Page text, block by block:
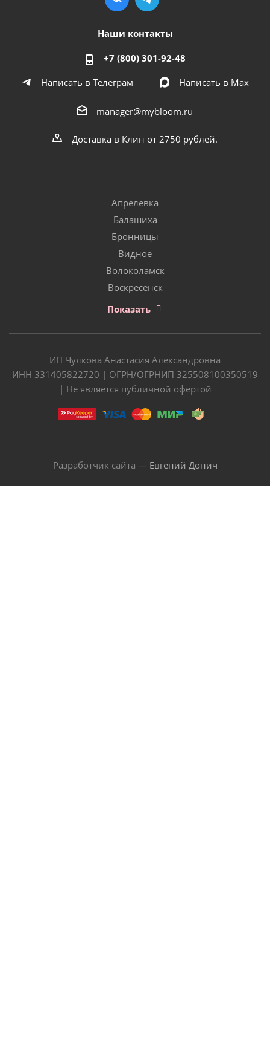
Наши контакты
+7 (800) 301-92-48
Написать в Телеграм
Написать в Мах
manager@mybloom.ru
Доставка в Клин от 2750 рублей.
Апрелевка
Балашиха
Бронницы
Видное
Волоколамск
Воскресенск
Показать
ИП Чулкова Анастасия Александровна
ИНН 331405822720 | ОГРН/ОГРНИП 325508100350519
| Не является публичной офертой
Разработчик сайта — Евгений Донич